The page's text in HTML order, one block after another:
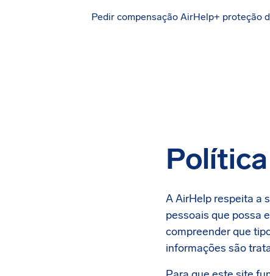
Pedir compensação AirHelp+ proteção
A AirHelp respeita a
pessoais que possa
compreender que
informações são